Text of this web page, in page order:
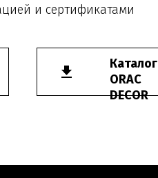
Каталог
ORAC
DECOR
и сертификатами